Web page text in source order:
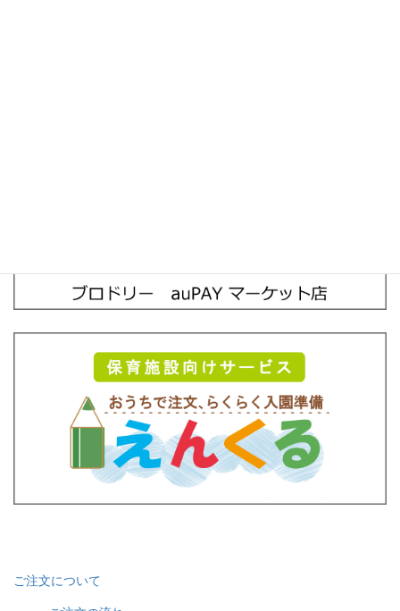
ご注文について